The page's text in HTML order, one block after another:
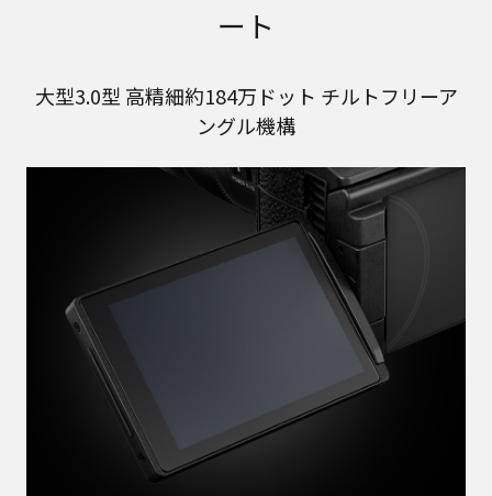
ート
大型3.0型 高精細約184万ドット チルトフリーア
ングル機構